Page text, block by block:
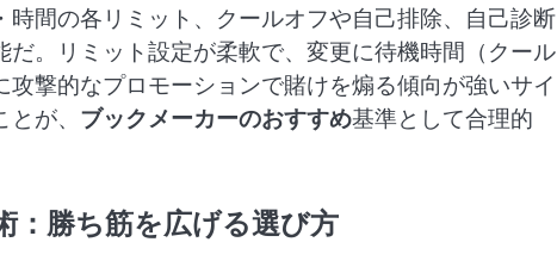
時間の各リミット、クールオフや自己排除、自己診断
。リミット設定が柔軟で、変更に待機時間（クール
撃的なプロモーションで賭けを煽る傾向が強いサイ
が、 ブックメーカーのおすすめ基準として合理的
：勝ち筋を広げる選び方